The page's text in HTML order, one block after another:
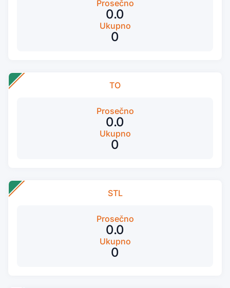
Prosečno
0.0
Ukupno
0
TO
Prosečno
0.0
Ukupno
0
STL
Prosečno
0.0
Ukupno
0